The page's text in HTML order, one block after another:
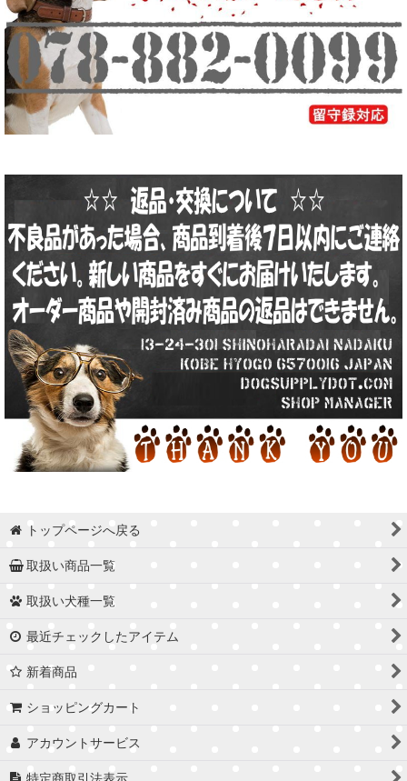
トップページへ戻る
取扱い商品一覧
取扱い犬種一覧
最近チェックしたアイテム
新着商品
ショッピングカート
アカウントサービス
特定商取引法表示